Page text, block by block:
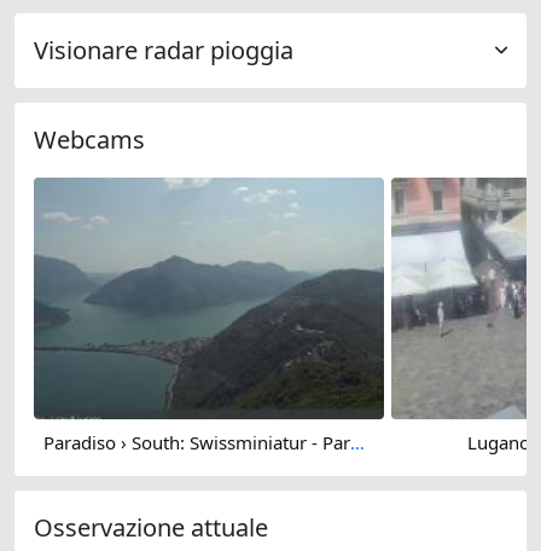
Visionare radar pioggia
Webcams
Paradiso › South: Swissminiatur - Parco San Grato Lugano:
Osservazione attuale